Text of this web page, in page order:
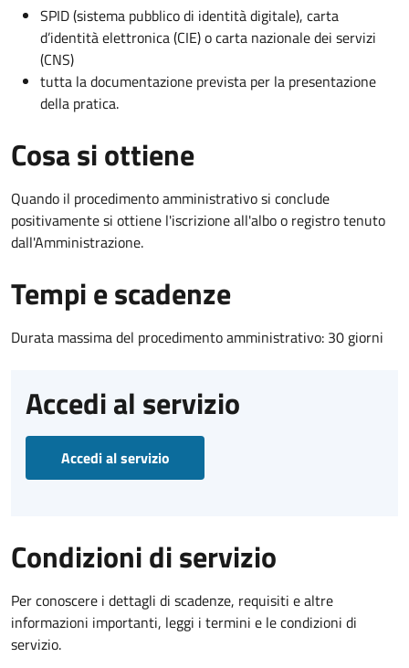
SPID (sistema pubblico di identità digitale), carta
d’identità elettronica (CIE) o carta nazionale dei servizi
(CNS)
tutta la documentazione prevista per la presentazione
della pratica.
Cosa si ottiene
Quando il procedimento amministrativo si conclude
positivamente si ottiene l'iscrizione all'albo o registro tenuto
dall'Amministrazione.
Tempi e scadenze
Durata massima del procedimento amministrativo: 30 giorni
Accedi al servizio
Accedi al servizio
Condizioni di servizio
Per conoscere i dettagli di scadenze, requisiti e altre
informazioni importanti, leggi i termini e le condizioni di
servizio.